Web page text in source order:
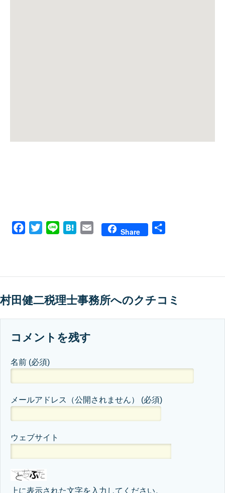
Facebook
Twitter Line HatenaEmail Share
村田健二税理士事務所へのクチコミ
コメントを残す
名前 (必須)
メールアドレス（公開されません） (必須)
ウェブサイト
上に表示された文字を入力してください。